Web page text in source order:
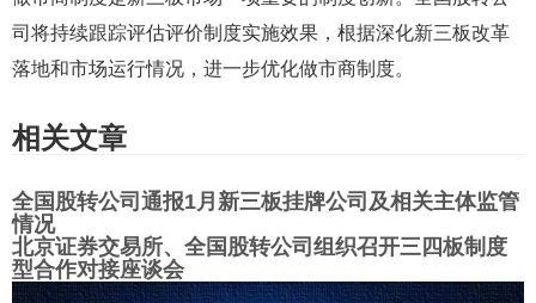
司将持续跟踪评估评价制度实施效果，根据深化新三板改革
落地和市场运行情况，进一步优化做市商制度。
相关文章
全国股转公司通报1月新三板挂牌公司及相关主体监管
情况
北京证券交易所、全国股转公司组织召开三四板制度
型合作对接座谈会